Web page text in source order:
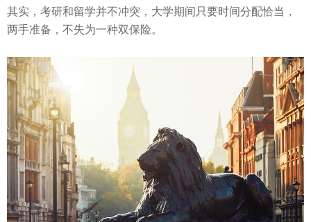
其实，考研和留学并不冲突，大学期间只要时间分配恰当，
两手准备，不失为一种双保险。